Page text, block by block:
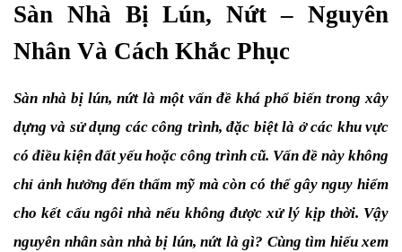
Sàn Nhà Bị Lún, Nứt – Nguyên
Nhân Và Cách Khắc Phục
Sàn nhà bị lún, nứt là một vấn đề khá phổ biến trong xây
dựng và sử dụng các công trình, đặc biệt là ở các khu vực
có điều kiện đất yếu hoặc công trình cũ. Vấn đề này không
chỉ ảnh hưởng đến thẩm mỹ mà còn có thể gây nguy hiểm
cho kết cấu ngôi nhà nếu không được xử lý kịp thời. Vậy
nguyên nhân sàn nhà bị lún, nứt là gì? Cùng tìm hiểu xem